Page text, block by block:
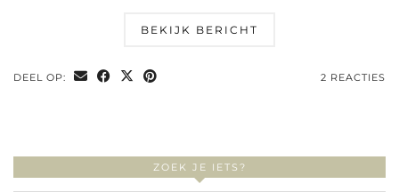
BEKIJK BERICHT
DEEL OP: 2 REACTIES
ZOEK JE IETS?